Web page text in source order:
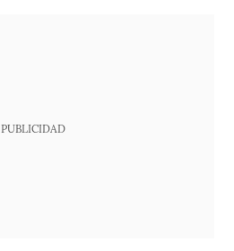
PUBLICIDAD